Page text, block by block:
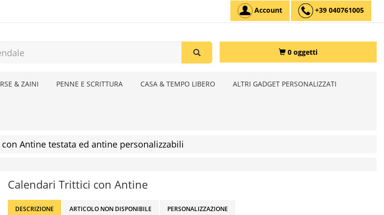
Account +39 040761005
0 oggetti
& ZAINI PENNE E SCRITTURA CASA & TEMPO LIBERO ALTRI GADGET PERSONALIZZATI
Antine testata ed antine personalizzabili
Calendari Trittici con Antine
DESCRIZIONE ARTICOLO NON DISPONIBILE PERSONALIZZAZIONE